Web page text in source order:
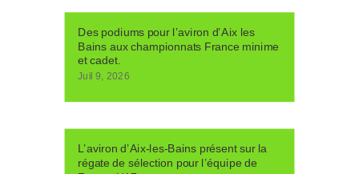
Des podiums pour l’aviron d’Aix les
Bains aux championnats France minime
et cadet.
Juil 9, 2026
L’aviron d’Aix-les-Bains présent sur la
régate de sélection pour l’équipe de